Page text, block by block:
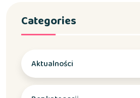
Categories
Aktualności